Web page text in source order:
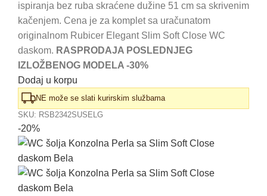
bila:
44.730,00 RSD.
31.310,00 RSD.
ispiranja bez ruba skraćene dužine 51 cm sa skrivenim
kačenjem. Cena je za komplet sa uračunatom
originalnom Rubicer Elegant Slim Soft Close WC
daskom. RASPRODAJA POSLEDNJEG
IZLOŽBENOG MODELA -30%
Dodaj u korpu
NE može se slati kurirskim službama
SKU: RSB2342SUSELG
-20%